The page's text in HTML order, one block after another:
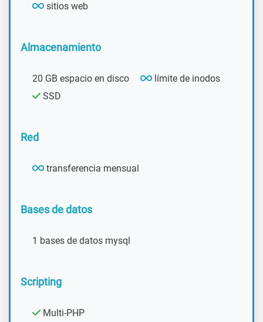
sitios web
Almacenamiento
20 GB espacio en disco
límite de inodos
SSD
Red
transferencia mensual
Bases de datos
1 bases de datos mysql
Scripting
Multi-PHP